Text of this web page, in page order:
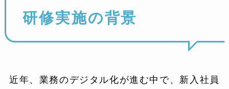
研修実施の背景
近年、業務のデジタル化が進む中で、新入社員